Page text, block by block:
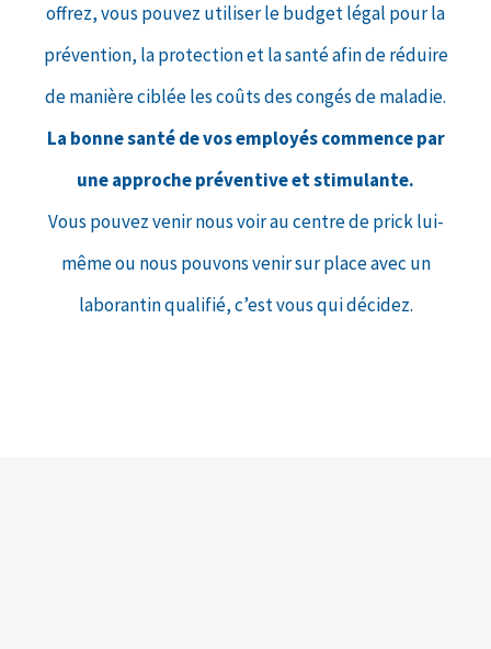
offrez, vous pouvez utiliser le budget légal pour la
prévention, la protection et la santé afin de réduire
de manière ciblée les coûts des congés de maladie.
La bonne santé de vos employés commence par
une approche préventive et stimulante.
Vous pouvez venir nous voir au centre de prick lui-
même ou nous pouvons venir sur place avec un
laborantin qualifié, c’est vous qui décidez.